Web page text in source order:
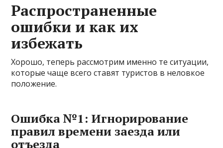
Распространенные
ошибки и как их
избежать
Хорошо, теперь рассмотрим именно те ситуации,
которые чаще всего ставят туристов в неловкое
положение.
Ошибка №1: Игнорирование
правил времени заезда или
отъезда